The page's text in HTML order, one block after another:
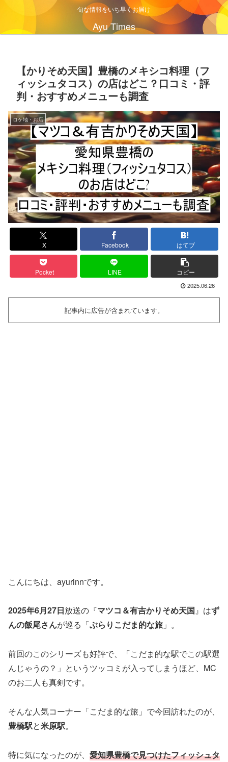
旬な情報をいち早くお届け
Ayu Times
【かりそめ天国】豊橋のメキシコ料理（フ
ィッシュタコス）の店はどこ？口コミ・評
判・おすすめメニューも調査
ロケ地・お店
X Facebook はてブ
Pocket LINE コピー
2025.06.26
記事内に広告が含まれています。
こんにちは、ayurinnです。
2025年6月27日放送の『マツコ＆有吉かりそめ天国』はず
んの飯尾さんが巡る「ぶらりこだま的な旅 」。
前回のこのシリーズも好評で、「こだま的な駅でこの駅選
んじゃうの？」というツッコミが入ってしまうほど、MC
のお二人も真剣です。
そんな人気コーナー「こだま的な旅」で今回訪れたのが、
豊橋駅と米原駅。
特に気になったのが、 愛知県豊橋で見つけたフィッシュタ